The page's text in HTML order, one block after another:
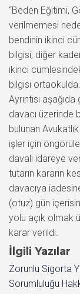
İlgili Yazılar
Zorunlu Sigorta
Sorumluluğu